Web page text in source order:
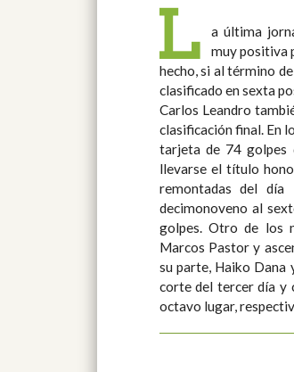
L
a última
muy positiva
hecho, si al término
clasificado en sexta
Carlos Leandro
clasificación final. En los últimos 18 hoyos, Rafael Montero rubricó una
tarjeta de 74 golpes
llevarse el título
remontadas del
decimonoveno al
golpes. Otro de los nuestros, Carlos Leandro, siguió los pasos de
Marcos Pastor y
su parte, Haiko Dana
corte del tercer día y